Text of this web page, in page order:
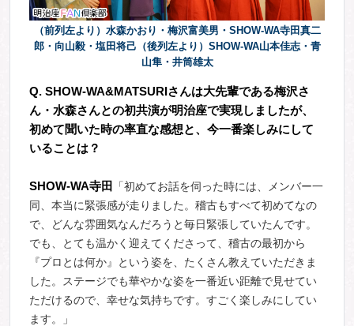
（前列左より）水森かおり・梅沢富美男・SHOW-WA寺田真二
郎・向山毅・塩田将己（後列左より）SHOW-WA山本佳志・青
山隼・井筒雄太
Q. SHOW-WA&MATSURI さんは大先輩である梅沢さ
ん・水森さんとの初共演が明治座で実現しましたが、
初めて聞いた時の率直な感想と、今一番楽しみにして
いることは？
SHOW-WA寺田
「初めてお話を伺った時には、メンバー一
同、本当に緊張感が走りました。稽古もすべて初めてなの
で、どんな雰囲気なんだろうと毎日緊張していたんです。
でも、とても温かく迎えてくださって、稽古の最初から
『プロとは何か』という姿を、たくさん教えていただきま
した。ステージでも華やかな姿を一番近い距離で見せてい
ただけるので、幸せな気持ちです。すごく楽しみにしてい
ます。」